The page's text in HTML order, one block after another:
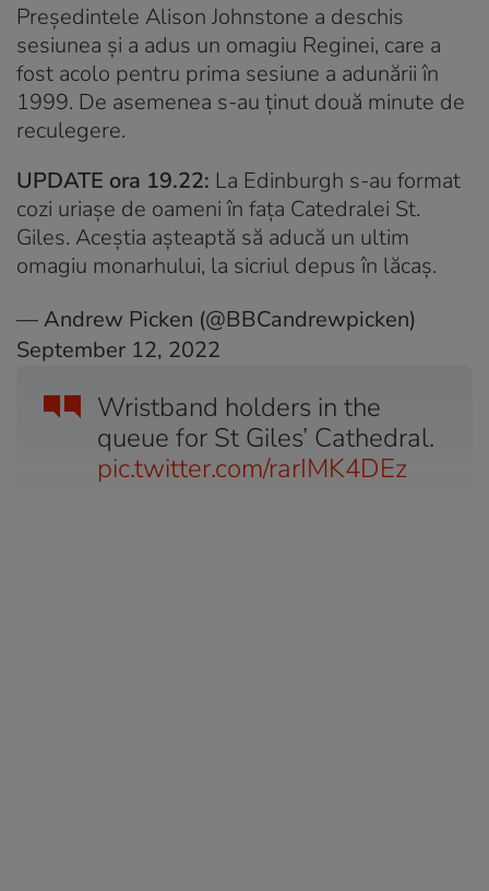
Președintele Alison Johnstone a deschis
sesiunea și a adus un omagiu Reginei, care a
fost acolo pentru prima sesiune a adunării în
1999. De asemenea s-au ținut două minute de
reculegere.
UPDATE ora 19.22: La Edinburgh s-au format
cozi uriașe de oameni în fața Catedralei St.
Giles. Aceștia așteaptă să aducă un ultim
omagiu monarhului, la sicriul depus în lăcaș.
Wristband holders in the
queue for St Giles’ Cathedral.
pic.twitter.com/rarIMK4DEz
— Andrew Picken (@BBCandrewpicken)
September 12, 2022